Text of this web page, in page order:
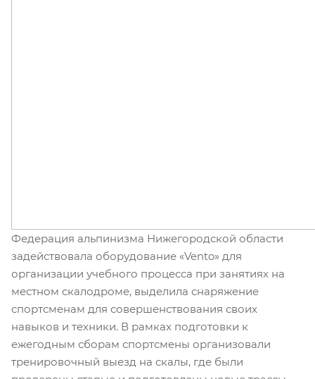
Федерация альпинизма Нижегородской области
задействовала оборудование «Vento» для
организации учебного процесса при занятиях на
местном скалодроме, выделила снаряжение
спортсменам для совершенствования своих
навыков и техники. В рамках подготовки к
ежегодным сборам спортсмены организовали
тренировочный выезд на скалы, где были